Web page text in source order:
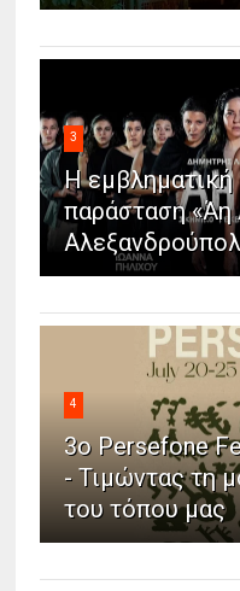
3
Η εμβληματική
παράσταση «Άη
4
3ο Persefone
- Τιμώντας τη
του τόπου μας